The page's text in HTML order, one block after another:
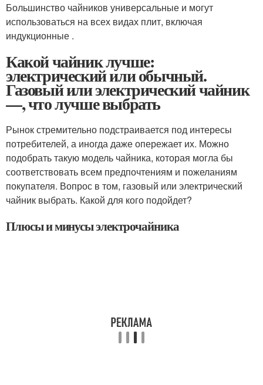
Большинство чайников универсальные и могут
использоваться на всех видах плит, включая
индукционные .
Какой чайник лучше:
электрический или обычный.
Газовый или электрический чайник
—, что лучше выбрать
Рынок стремительно подстраивается под интересы
потребителей, а иногда даже опережает их. Можно
подобрать такую модель чайника, которая могла бы
соответствовать всем предпочтениям и пожеланиям
покупателя. Вопрос в том, газовый или электрический
чайник выбрать. Какой для кого подойдет?
Плюсы и минусы электрочайника